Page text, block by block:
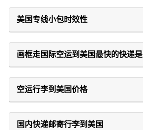
美国专线小包时效性
画框走国际空运到美国最快的快递
空运行李到美国价格
国内快递邮寄行李到美国